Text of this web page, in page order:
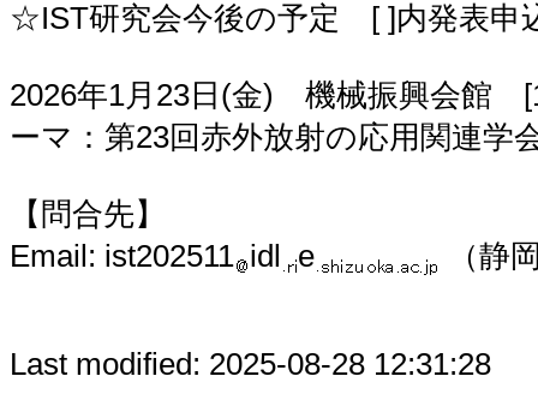
☆IST研究会今後の予定 [ ]内発表申
2026年1月23日(金) 機械振興会館
ーマ：第23回赤外放射の応用関連学
【問合先】
Email: ist202511 idl e （静
Last modified: 2025-08-28 12:31:28